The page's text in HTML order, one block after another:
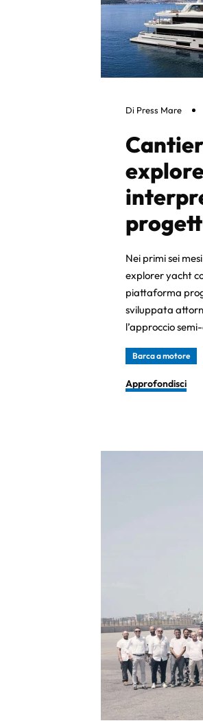
Di Press Mare
Nei primi sei
explorer yacht
piattaforma
sviluppata
l’approccio
Barca a motore
Approfondisci